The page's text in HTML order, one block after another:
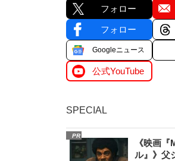
フォロー
フォロー
Googleニュース
公式YouTube
SPECIAL
PR
《映画
ル』》父